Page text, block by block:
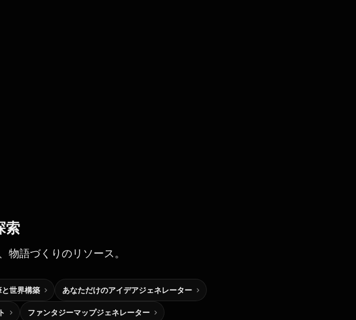
索
語づくりのリソース。
世界構築 あなただけのアイデアジェネレーター
ファンタジーマップジェネレーター